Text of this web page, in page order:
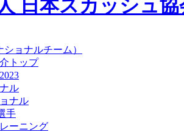
ショナルチーム）
トップ
ル
ナル
手
ーニング